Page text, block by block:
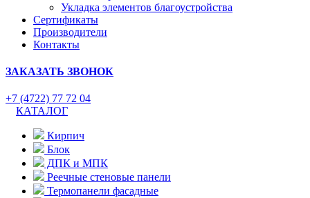
Укладка элементов благоустройства
Сертификаты
Производители
Контакты
ЗАКАЗАТЬ ЗВОНОК
+7 (4722) 77 72 04
КАТАЛОГ
Кирпич
Блок
ДПК и МПК
Реечные стеновые панели
Термопанели фасадные